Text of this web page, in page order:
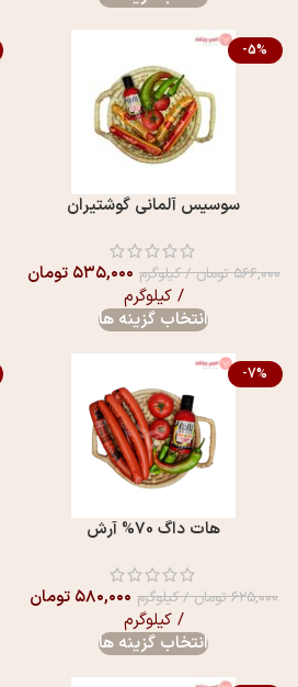
-5%
سوسیس آلمانی گوشتیران
۵۶۶,۰۰۰تومان/ کیلوگرم ۵۳۵,۰۰۰ تومان
/ کیلوگرم
انتخاب گزینه ها
-7%
هات داگ 70% آرش
۶۲۵,۰۰۰تومان/ کیلوگرم ۵۸۰,۰۰۰ تومان
/ کیلوگرم
انتخاب گزینه ها